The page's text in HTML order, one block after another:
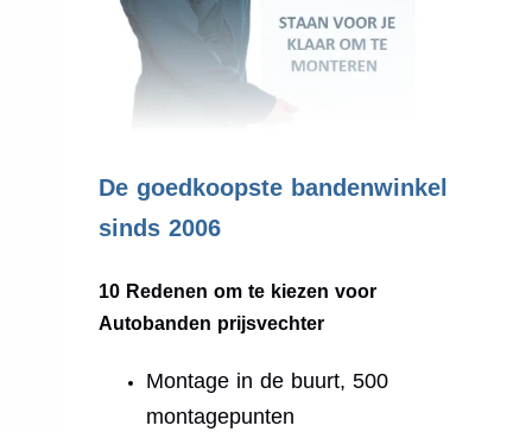
De goedkoopste bandenwinkel
sinds 2006
10 Redenen om te kiezen voor
Autobanden prijsvechter
Montage in de buurt, 500
montagepunten